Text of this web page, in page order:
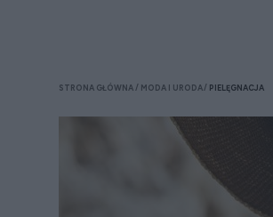
STRONA GŁÓWNA MODA I URODA PIELĘGNACJA